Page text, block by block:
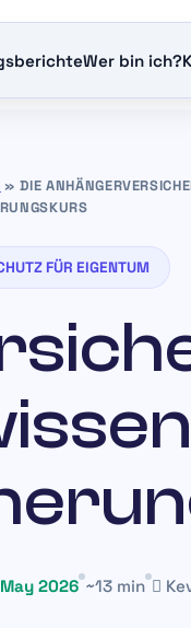
Wer bin ich?
» DIE
FÜR EIGENTUM
2026 ~13 min